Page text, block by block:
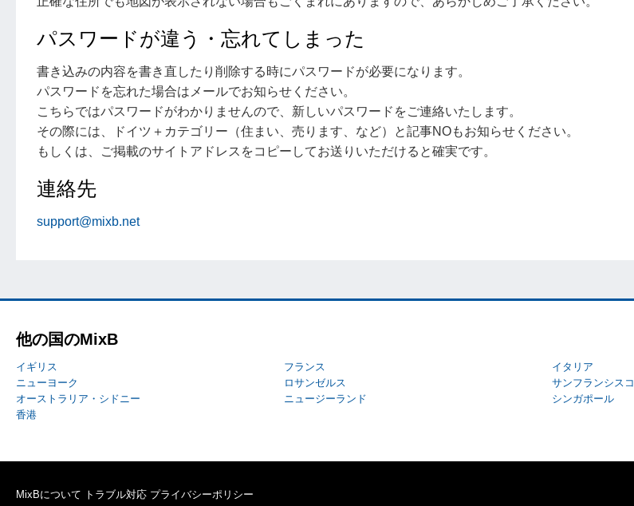
パスワードが違う・忘れてしまった
書き込みの内容を書き直したり削除する時にパスワードが必要になります。
パスワードを忘れた場合はメールでお知らせください。
こちらではパスワードがわかりませんので、新しいパスワードをご連絡いたします。
その際には、ドイツ＋カテゴリー（住まい、売ります、など）と記事NOもお知らせください。
もしくは、ご掲載のサイトアドレスをコピーしてお送りいただけると確実です。
連絡先
support@mixb.net
他の国のMixB
イギリス フランス イタリア
ニューヨーク
ロサンゼルス サンフランシスコ
オーストラリア・シドニー
ニュージーランド シンガポール
香港
MixBについて トラブル対応 プライバシーポリシー